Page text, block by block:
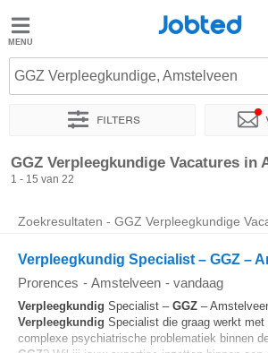
Jobted
Vacatures
Salarissen
Jobted
GGZ Verpleegkundige, Amstelveen
Filters
Sorteer op Exacte locatie Bedrijf
GGZ Verpleegkundige Vacatures in
1 - 15 van 22
Zoekresultaten - GGZ Verpleegkundige
Verpleegkundig Specialist – GGZ –
Prorences - Amstelveen - vandaag
Verpleegkundig Specialist – GGZ –
Verpleegkundig Specialist die graag werkt met
complexe psychiatrische problematiek binnen